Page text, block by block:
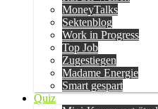
MoneyTalks
Sektenblog
Work in Progress
Top Job
Zugestiegen
Madame Energie
Smart gespart
Quiz